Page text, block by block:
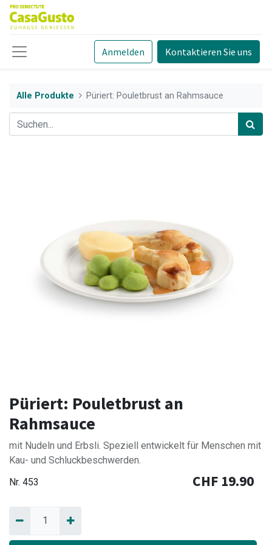
Anmelden Kontaktieren Sie uns
Alle Produkte Püriert: Pouletbrust an Rahmsauce
Püriert: Pouletbrust an
Rahmsauce
mit Nudeln und Erbsli. Speziell entwickelt für Menschen mit
Kau- und Schluckbeschwerden.
Nr. 453 CHF 19.90